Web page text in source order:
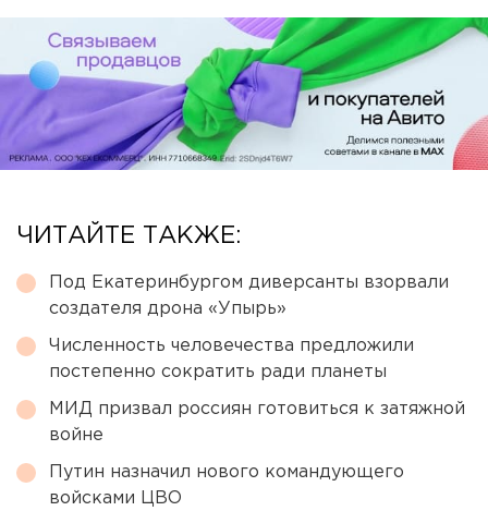
ЧИТАЙТЕ ТАКЖЕ:
Под Екатеринбургом диверсанты взорвали
создателя дрона «Упырь»
Численность человечества предложили
постепенно сократить ради планеты
МИД призвал россиян готовиться к затяжной
войне
Путин назначил нового командующего
войсками ЦВО